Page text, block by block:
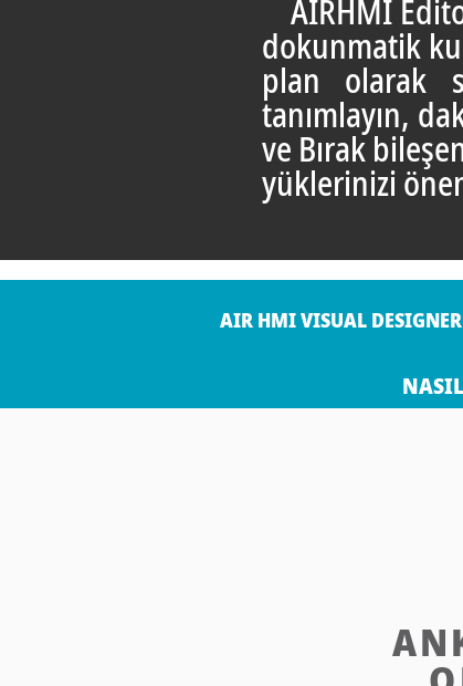
AIRHMI
dokunmatik
plan olarak
tanımlayın,
ve Bırak
yüklerinizi
AIR HMI VISUAL DESIGNER